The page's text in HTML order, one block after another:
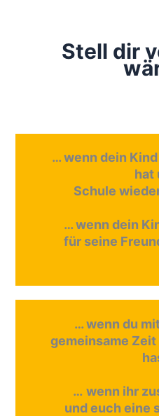
Stell dir
… wenn dein
hat
Schule
… wenn dein
für seine
… wenn du
gemeinsame
… wenn ihr
und euch eine